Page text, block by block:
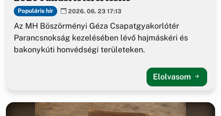
Populáris hír 2026. 06. 23 17:13
Az MH Böszörményi Géza Csapatgyakorlótér
Parancsnokság kezelésében lévő hajmáskéri és
bakonykúti honvédségi területeken.
Elolvasom